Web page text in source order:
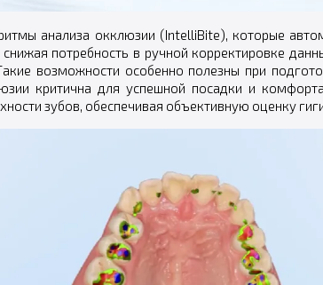
анализа окклюзии (IntelliBite), которые
потребность в ручной корректировке
возможности особенно полезны при
критична для успешной посадки и
зубов, обеспечивая объективную оценку